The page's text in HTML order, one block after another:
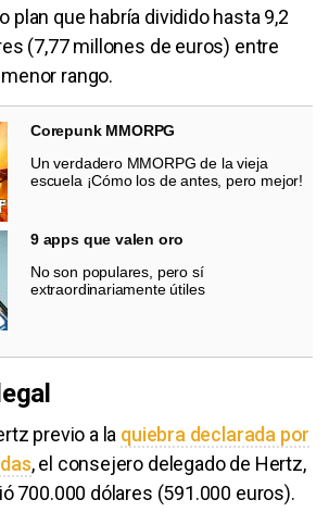
plan que habría dividido hasta 9,2
(7,77 millones de euros) entre
rango.
Corepunk MMORPG
Un verdadero MMORPG de la vieja
escuela ¡Cómo los de antes, pero mejor!
9 apps que valen oro
No son populares, pero sí
extraordinariamente útiles
previo a la quiebra declarada por
, el consejero delegado de Hertz,
700.000 dólares (591.000 euros).